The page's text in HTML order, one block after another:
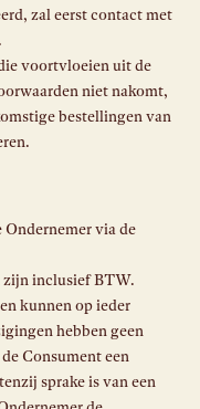
zal eerst contact met
voortvloeien uit de
niet nakomt,
bestellingen van
via de
zijn inclusief BTW.
kunnen op ieder
hebben geen
Consument een
sprake is van een